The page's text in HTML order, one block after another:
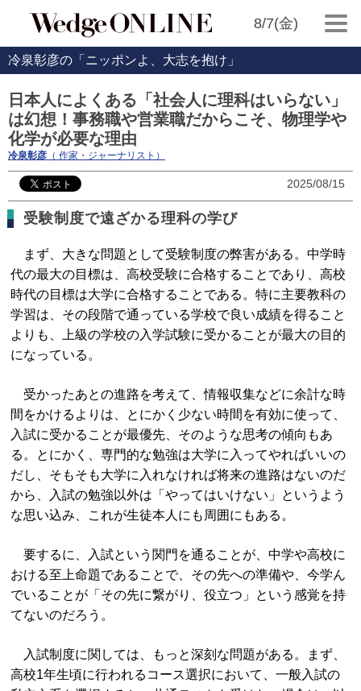
8/7(金)
冷泉彰彦の「ニッポンよ、大志を抱け」
日本人によくある「社会人に理科はいらない」
は幻想！事務職や営業職だからこそ、物理学や
化学が必要な理由
冷泉彰彦 （ 作家・ジャーナリスト）
2025/08/15
受験制度で遠ざかる理科の学び
まず、大きな問題として受験制度の弊害がある。中学時
代の最大の目標は、高校受験に合格することであり、高校
時代の目標は大学に合格することである。特に主要教科の
学習は、その段階で通っている学校で良い成績を得ること
よりも、上級の学校の入学試験に受かることが最大の目的
になっている。
受かったあとの進路を考えて、情報収集などに余計な時
間をかけるよりは、とにかく少ない時間を有効に使って、
入試に受かることが最優先、そのような思考の傾向もあ
る。とにかく、専門的な勉強は大学に入ってやればいいの
だし、そもそも大学に入れなければ将来の進路はないのだ
から、入試の勉強以外は「やってはいけない」というよう
な思い込み、これが生徒本人にも周囲にもある。
要するに、入試という関門を通ることが、中学や高校に
おける至上命題であることで、その先への準備や、今学ん
でいることが「その先に繋がり、役立つ」という感覚を持
てないのだろう。
入試制度に関しては、もっと深刻な問題がある。まず、
高校1年生頃に行われるコース選択において、一般入試の